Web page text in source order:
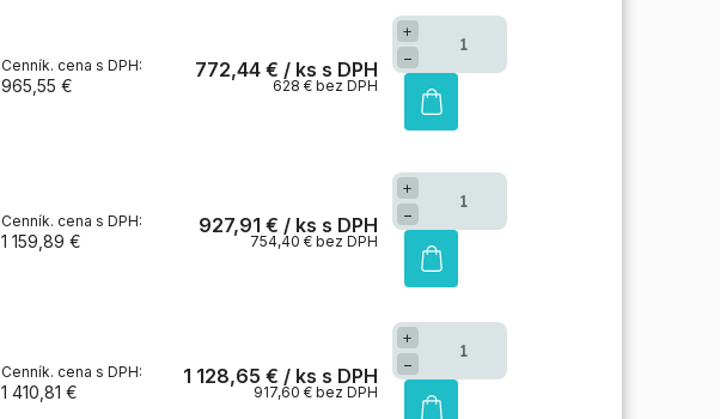
965,55 €
772,44 € / ks
628 € bez DPH
+
−
1 159,89 €
927,91 € / ks
754,40 € bez DPH
+
−
1 410,81 €
1 128,65 € / ks
917,60 € bez DPH
+
−